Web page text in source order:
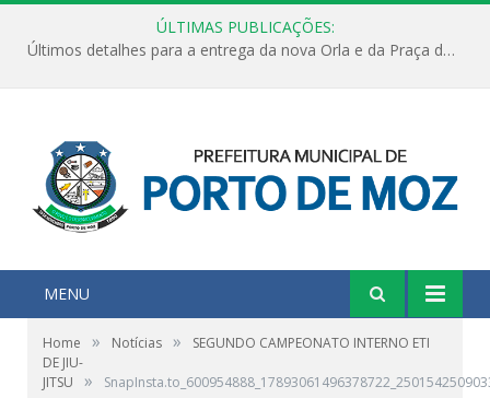
ÚLTIMAS PUBLICAÇÕES:
Últimos detalhes para a entrega da nova Orla e da Praça do Praião
MENU
Home » Notícias »
SEGUNDO CAMPEONATO INTERNO ETI
DE JIU-
JITSU
»